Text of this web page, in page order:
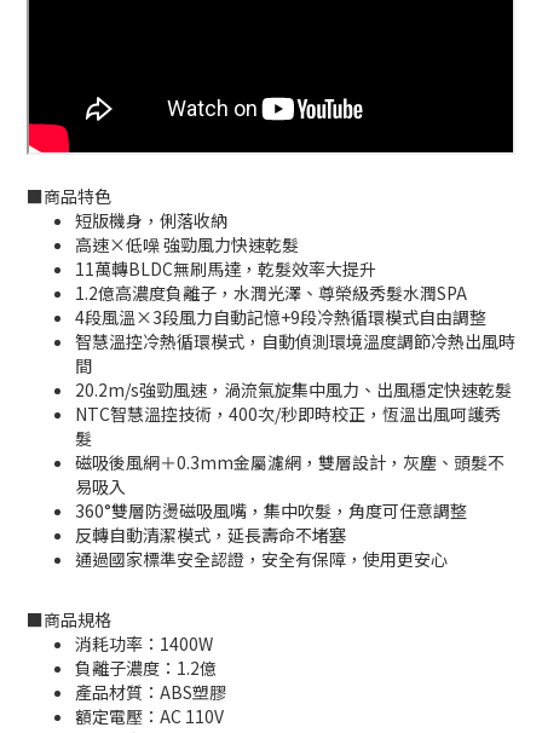
■商品特色
短版機身，俐落收納
高速×低噪 強勁風力快速乾髮
11萬轉BLDC無刷馬達，乾髮效率大提升
1.2億高濃度負離子，水潤光澤、尊榮級秀髮水潤SPA
4段風溫×3段風力自動記憶+9段冷熱循環模式自由調整
智慧溫控冷熱循環模式，自動偵測環境溫度調節冷熱出風時
間
20.2m/s強勁風速，渦流氣旋集中風力、出風穩定快速乾髮
NTC智慧溫控技術，400次/秒即時校正，恆溫出風呵護秀
髮
磁吸後風網＋0.3mm金屬濾網，雙層設計，灰塵、頭髮不
易吸入
360°雙層防燙磁吸風嘴，集中吹髮，角度可任意調整
反轉自動清潔模式，延長壽命不堵塞
通過國家標準安全認證，安全有保障，使用更安心
■商品規格
消耗功率：1400W
負離子濃度：1.2億
產品材質：ABS塑膠
額定電壓：AC 110V